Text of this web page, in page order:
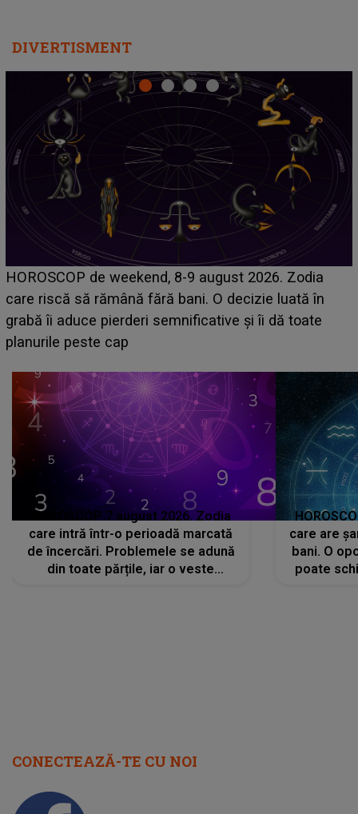
DIVERTISMENT
Emanuel a ținut ACEST DETALIU ASCUNS până
acum! În fața Alexandrei, concurentul din Casa Iubirii
face o MĂRTURISIRE NEAȘTEPTATĂ despre mama
sa: "I-am spus și ei în față, eu nu te iubesc pentru
HOROSCOP 7 august 2026. Zodia
care intră într-o perioadă marcată
de încercări. Problemele se adună
din toate părțile, iar o veste
care are
bani. O
poate
CONECTEAZĂ-TE CU NOI